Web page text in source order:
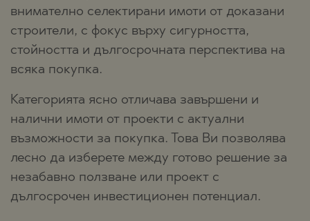
внимателно селектирани имоти от доказани
строители, с фокус върху сигурността,
стойността и дългосрочната перспектива на
всяка покупка.
Категорията ясно отличава завършени и
налични имоти от проекти с актуални
възможности за покупка. Това Ви позволява
лесно да изберете между готово решение за
незабавно ползване или проект с
дългосрочен инвестиционен потенциал.